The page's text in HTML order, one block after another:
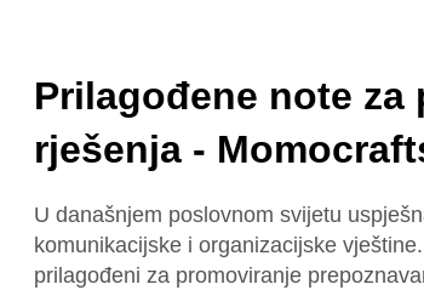
Prilagođene note za
rješenja -
U današnjem poslovnom svijetu
komunikacijske i organizacijske
prilagođeni za promoviranje